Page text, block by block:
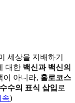
세상을 지배하기
대한 백신과 백신의
이 아니라, 홀로코스
수수의 표식 삽입 로
속)